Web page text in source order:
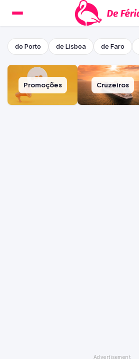
do Porto de Lisboa de Faro
Promoções Cruzeiros